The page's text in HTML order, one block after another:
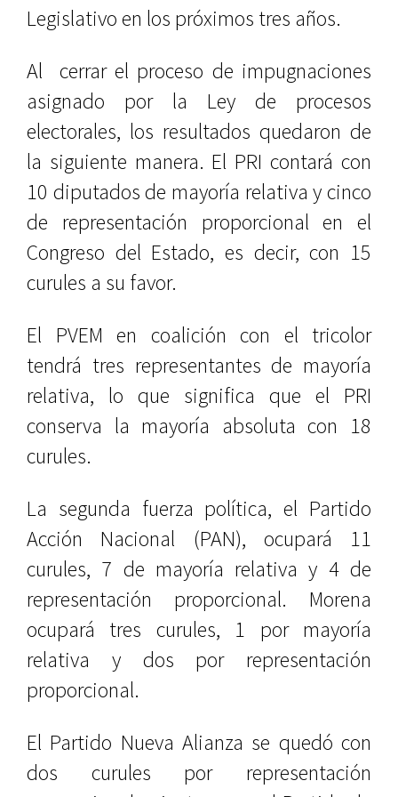
Legislativo en los próximos tres años.
Al
cerrar el proceso de impugnaciones
asignado por la Ley de procesos
electorales, los resultados quedaron de
la siguiente manera. El PRI contará con
10 diputados de mayoría relativa y cinco
de representación proporcional en el
Congreso del Estado, es decir, con 15
curules a su favor.
El PVEM en coalición con el tricolor
tendrá tres representantes de mayoría
relativa, lo que significa que el PRI
conserva la mayoría absoluta con 18
curules.
La segunda fuerza política, el Partido
Acción Nacional (PAN), ocupará 11
curules, 7 de mayoría relativa y 4 de
representación proporcional. Morena
ocupará tres curules, 1 por mayoría
relativa y dos por representación
proporcional.
El Partido Nueva Alianza se quedó con
dos curules por representación